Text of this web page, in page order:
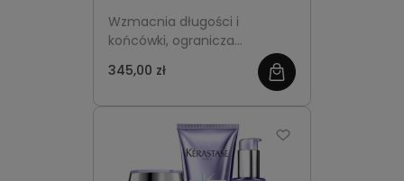
długości -Kérastase
Résistance Extentioniste
Wzmacnia długości i
końcówki, ogranicza
przed ciepłem, dzięki czemu
345,00 zł
zobacz
więcej